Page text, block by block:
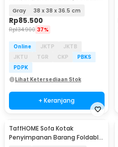
Gray 38 x 38 x 36.5 cm
Rp85.500
Rp134.900 37%
Online JKTP
JKTB
JKTU
TGR CKP
PBKS
PDPK
Lihat Ketersediaan Stok
+ Keranjang
TaffHOME Sofa Kotak
Penyimpanan Barang Foldable